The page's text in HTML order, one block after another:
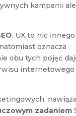
kampanii
. UX to nic
oznacza
obu tych pojęć
internetowego
zadaniem